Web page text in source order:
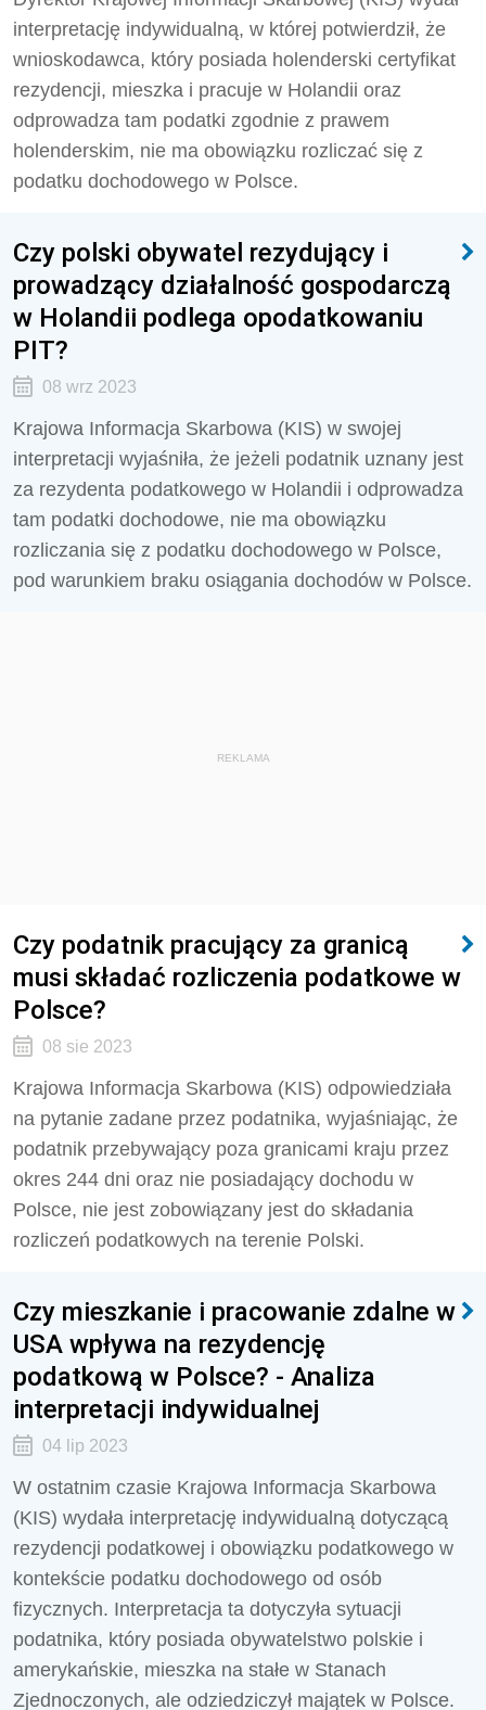
interpretację indywidualną, w której potwierdził, że
wnioskodawca, który posiada holenderski certyfikat
rezydencji, mieszka i pracuje w Holandii oraz
odprowadza tam podatki zgodnie z prawem
holenderskim, nie ma obowiązku rozliczać się z
podatku dochodowego w Polsce.
Czy polski obywatel rezydujący i
prowadzący działalność gospodarczą
w Holandii podlega opodatkowaniu
PIT?
08 wrz 2023
Krajowa Informacja Skarbowa (KIS) w swojej
interpretacji wyjaśniła, że jeżeli podatnik uznany jest
za rezydenta podatkowego w Holandii i odprowadza
tam podatki dochodowe, nie ma obowiązku
rozliczania się z podatku dochodowego w Polsce,
pod warunkiem braku osiągania dochodów w Polsce.
REKLAMA
Czy podatnik pracujący za granicą
musi składać rozliczenia podatkowe w
Polsce?
08 sie 2023
Krajowa Informacja Skarbowa (KIS) odpowiedziała
na pytanie zadane przez podatnika, wyjaśniając, że
podatnik przebywający poza granicami kraju przez
okres 244 dni oraz nie posiadający dochodu w
Polsce, nie jest zobowiązany jest do składania
rozliczeń podatkowych na terenie Polski.
Czy mieszkanie i pracowanie zdalne w
USA wpływa na rezydencję
podatkową w Polsce? - Analiza
interpretacji indywidualnej
04 lip 2023
W ostatnim czasie Krajowa Informacja Skarbowa
(KIS) wydała interpretację indywidualną dotyczącą
rezydencji podatkowej i obowiązku podatkowego w
kontekście podatku dochodowego od osób
fizycznych. Interpretacja ta dotyczyła sytuacji
podatnika, który posiada obywatelstwo polskie i
amerykańskie, mieszka na stałe w Stanach
Zjednoczonych, ale odziedziczył majątek w Polsce.